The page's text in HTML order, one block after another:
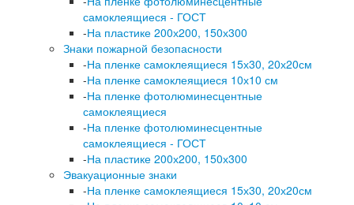
самоклеящиеся - ГОСТ
-На пластике 200х200, 150х300
Знаки пожарной безопасности
-На пленке самоклеящиеся 15х30, 20х20см
-На пленке самоклеящиеся 10х10 см
-На пленке фотолюминесцентные
самоклеящиеся
-На пленке фотолюминесцентные
самоклеящиеся - ГОСТ
-На пластике 200х200, 150х300
Эвакуационные знаки
-На пленке самоклеящиеся 15х30, 20х20см